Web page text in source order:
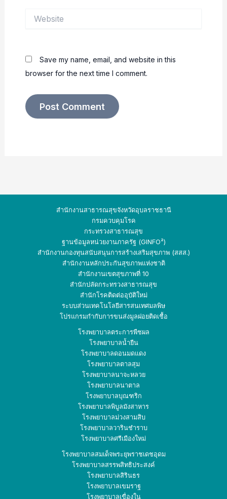
Save my name, email, and website in this
browser for the next time I comment.
สำนักงานสาธารณสุขจังหวัดอุบลราชธานี
กรมควบคุมโรค
กระทรวงสาธารณสุข
ฐานข้อมูลหน่วยงานภาครัฐ (GINFO²)
สำนักงานกองทุนสนับสนุนการสร้างเสริมสุขภาพ (สสส.)
สำนักงานหลักประกันสุขภาพแห่งชาติ
สำนักงานเขตสุขภาพที่ 10
สำนักปลัดกระทรวงสาธารณสุข
สำนักโรคติดต่ออุบัติใหม่
ระบบส่วนเทคโนโลยีสารสนเทศมลพิษ
โปรแกรมกำกับการขนส่งมูลฝอยติดเชื้อ
โรงพยาบาลตระการพืชผล
โรงพยาบาลน้ำยืน
โรงพยาบาลดอนมดแดง
โรงพยาบาลตาลสุม
โรงพยาบาลนาจะหลวย
โรงพยาบาลนาตาล
โรงพยาบาลบุณฑริก
โรงพยาบาลพิบูลมังสาหาร
โรงพยาบาลม่วงสามสิบ
โรงพยาบาลวารินชำราบ
โรงพยาบาลศรีเมืองใหม่
โรงพยาบาลสมเด็จพระยุพราชเดชอุดม
โรงพยาบาลสรรพสิทธิประสงค์
โรงพยาบาลสิรินธร
โรงพยาบาลเขมราฐ
โรงพยาบาลเขื่องใน